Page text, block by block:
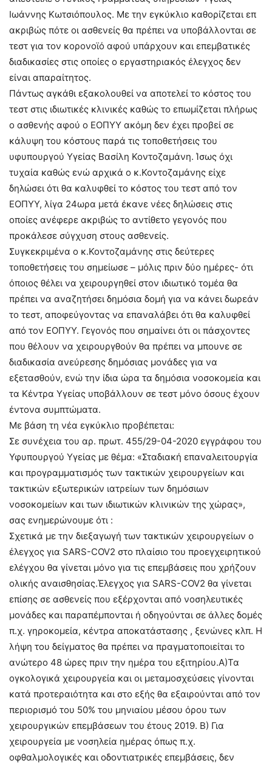
Ιωάννης Κωτσιόπουλος. Με την εγκύκλιο καθορίζεται επ
ακριβώς πότε οι ασθενείς θα πρέπει να υποβάλλονται σε
τεστ για τον κορονοϊό αφού υπάρχουν και επεμβατικές
διαδικασίες στις οποίες ο εργαστηριακός έλεγχος δεν
είναι απαραίτητος.
Πάντως αγκάθι εξακολουθεί να αποτελεί το κόστος του
τεστ στις ιδιωτικές κλινικές καθώς το επωμίζεται πλήρως
ο ασθενής αφού ο ΕΟΠΥΥ ακόμη δεν έχει προβεί σε
κάλυψη του κόστους παρά τις τοποθετήσεις του
υφυπουργού Υγείας Βασίλη Κοντοζαμάνη. Ίσως όχι
τυχαία καθώς ενώ αρχικά ο κ.Κοντοζαμάνης είχε
δηλώσει ότι θα καλυφθεί το κόστος του τεστ από τον
ΕΟΠΥΥ, λίγα 24ωρα μετά έκανε νέες δηλώσεις στις
οποίες ανέφερε ακριβώς το αντίθετο γεγονός που
προκάλεσε σύγχυση στους ασθενείς.
Συγκεκριμένα ο κ.Κοντοζαμάνης στις δεύτερες
τοποθετήσεις του σημείωσε – μόλις πριν δύο ημέρες- ότι
όποιος θέλει να χειρουργηθεί στον ιδιωτικό τομέα θα
πρέπει να αναζητήσει δημόσια δομή για να κάνει δωρεάν
το τεστ, αποφεύγοντας να επαναλάβει ότι θα καλυφθεί
από τον ΕΟΠΥΥ. Γεγονός που σημαίνει ότι οι πάσχοντες
που θέλουν να χειρουργθούν θα πρέπει να μπουνε σε
διαδικασία ανεύρεσης δημόσιας μονάδες για να
εξετασθούν, ενώ την ίδια ώρα τα δημόσια νοσοκομεία και
τα Κέντρα Υγείας υποβάλλουν σε τεστ μόνο όσους έχουν
έντονα συμπτώματα.
Με βάση τη νέα εγκύκλιο προβέπεται:
Σε συνέχεια του αρ. πρωτ. 455/29-04-2020 εγγράφου του
Υφυπουργού Υγείας με θέμα: «Σταδιακή επαναλειτουργία
και προγραμματισμός των τακτικών χειρουργείων και
τακτικών εξωτερικών ιατρείων των δημόσιων
νοσοκομείων και των ιδιωτικών κλινικών της χώρας»,
σας ενημερώνουμε ότι :
Σχετικά με την διεξαγωγή των τακτικών χειρουργείων ο
έλεγχος για SARS-COV2 στο πλαίσιο του προεγχειρητικού
ελέγχου θα γίνεται μόνο για τις επεμβάσεις που χρήζουν
ολικής αναισθησίας.Έλεγχος για SARS-COV2 θα γίνεται
επίσης σε ασθενείς που εξέρχονται από νοσηλευτικές
μονάδες και παραπέμπονται ή οδηγούνται σε άλλες δομές
π.χ. γηροκομεία, κέντρα αποκατάστασης , ξενώνες κλπ. Η
λήψη του δείγματος θα πρέπει να πραγματοποιείται το
ανώτερο 48 ώρες πριν την ημέρα του εξιτηρίου.Α)Τα
ογκολογικά χειρουργεία και οι μεταμοσχεύσεις γίνονται
κατά προτεραιότητα και στο εξής θα εξαιρούνται από τον
περιορισμό του 50% του μηνιαίου μέσου όρου των
χειρουργικών επεμβάσεων του έτους 2019. Β) Για
χειρουργεία με νοσηλεία ημέρας όπως π.χ.
οφθαλμολογικές και οδοντιατρικές επεμβάσεις, δεν